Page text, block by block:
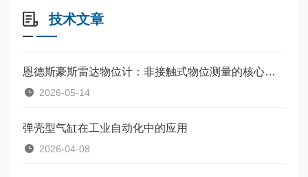
技术文章
恩德斯豪斯雷达物位计：非接触式物位测量的核心设备
2026-05-14
弹壳型气缸在工业自动化中的应用
2026-04-08